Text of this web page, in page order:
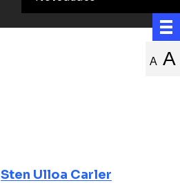
A A
Sten Ulloa Carler